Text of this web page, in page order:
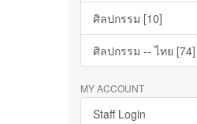
ศิลปกรรม [10]
ศิลปกรรม -- ไทย [74]
MY ACCOUNT
Staff Login